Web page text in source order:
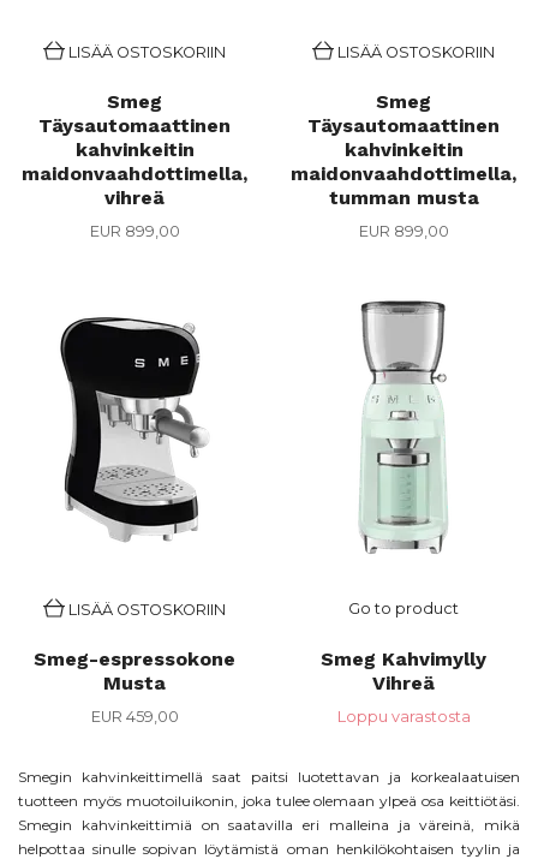
LISÄÄ OSTOSKORIIN
Smeg
Täysautomaattinen
kahvinkeitin
maidonvaahdottimella,
vihreä
EUR 899,00
LISÄÄ OSTOSKORIIN
Smeg
Täysautomaattinen
kahvinkeitin
maidonvaahdottimella,
tumman musta
EUR 899,00
LISÄÄ OSTOSKORIIN
Smeg-espressokone
Musta
EUR 459,00
Go to product
Smeg Kahvimylly
Vihreä
Loppu varastosta
Smegin kahvinkeittimellä saat paitsi luotettavan ja korkealaatuisen
tuotteen myös muotoiluikonin, joka tulee olemaan ylpeä osa keittiötäsi.
Smegin kahvinkeittimiä on saatavilla eri malleina ja väreinä, mikä
helpottaa sinulle sopivan löytämistä oman henkilökohtaisen tyylin ja